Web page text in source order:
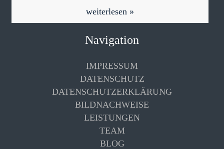
weiterlesen »
Navigation
IMPRESSUM
DATENSCHUTZ
DATENSCHUTZERKLÄRUNG
BILDNACHWEISE
LEISTUNGEN
TEAM
BLOG